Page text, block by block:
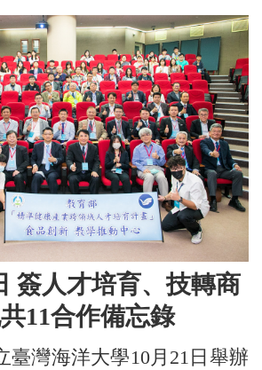
簽人才培育、技轉商
11合作備忘錄
灣海洋大學10月21日舉辦